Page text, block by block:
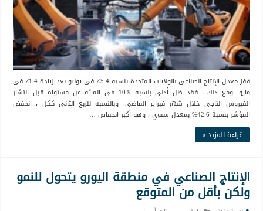
قفز معدل الإنتاج الصناعي بالولايات المتحدة بنسبة 5.4٪ في يونيو بعد زيادة 1.4٪ في
مايو. ومع ذلك ، فقد ظل أدنى بنسبة 10.9 في المائة عن مستواه قبل انتشار
الفيروس التاجي خلال شهر فبراير الماضي. وبالنسبة للربع الثاني ككل ، انخفض
المؤشر بنسبة 42.6% بمعدل سنوي ، وهو أكبر انخفاض …
قراءة المزيد »
الإنتاج الصناعي في منطقة اليورو يتحول للنمو
ولكن بأقل من المتوقع